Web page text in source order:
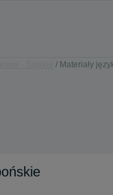
Materiały